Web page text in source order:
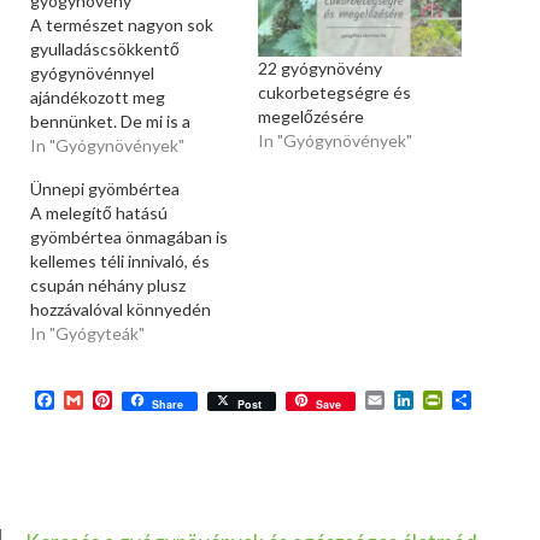
A természet nagyon sok
gyulladáscsökkentő
gyógynövénnyel
ajándékozott meg
bennünket. De mi is a
gyulladás, és miért is
csökkentése? A gyulladás
A különféle fertőzésekre
és irritációkra az
immunrendszer
gyulladással válaszol. A
gyulladás során szöveti
duzzanat, vöröses szín
melegség és az adott szerv
funkciójának a kiesése
In "Gyógynövények"
22 gyógynövény
cukorbetegségre és
megelőzésére
In "Gyógynövények"
Ünnepi gyömbértea
A melegítő hatású
gyömbértea önmagában is
kellemes téli innivaló, és
csupán néhány plusz
hozzávalóval könnyedén
igazi ünnepi itallá
melegítő, igazi télies
In "Gyógyteák"
Facebook
GmailPinterest
Share Post Save EmailLinkedIn